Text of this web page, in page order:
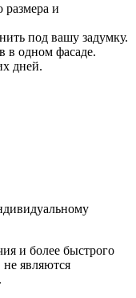
и
под вашу задумку.
в одном фасаде.
дней.
и более быстрого
не являются